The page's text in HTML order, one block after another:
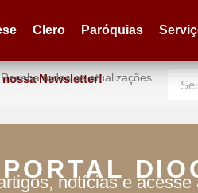
Clero Paróquias
Newsletter!
Receba todas as atualizações
PORTAL
notícias e